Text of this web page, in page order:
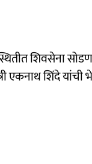
शिवसेना
एकनाथ शिंदे